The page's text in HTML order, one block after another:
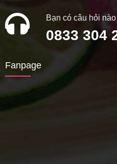
Bạn có câu hỏi
0833 304
Fanpage